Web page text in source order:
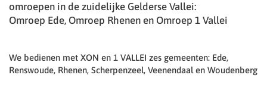
omroepen in de zuidelijke Gelderse Vallei:
Omroep Ede, Omroep Rhenen en Omroep 1 Vallei
We bedienen met XON en 1 VALLEI zes gemeenten: Ede,
Renswoude, Rhenen, Scherpenzeel, Veenendaal en Woudenberg